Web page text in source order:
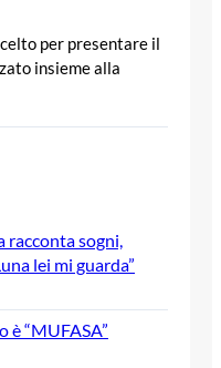
per presentare il
insieme alla
racconta sogni,
lei mi guarda”
è “MUFASA”